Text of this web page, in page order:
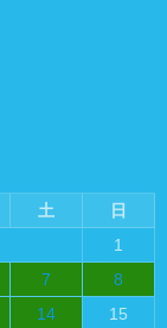
土
日
1
7
8
14
15